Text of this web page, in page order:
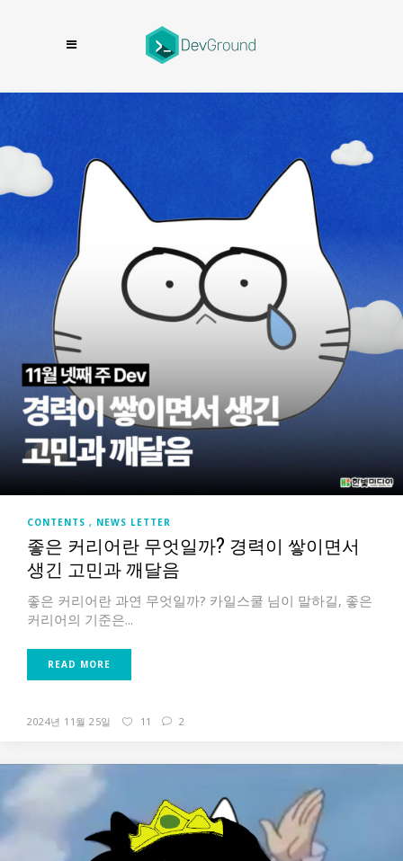
CONTENTS NEWS LETTER
좋은 커리어란 무엇일까? 경력이 쌓이면서
생긴 고민과 깨달음
좋은 커리어란 과연 무엇일까? 카일스쿨 님이 말하길, 좋은
커리어의 기준은...
READ MORE
2024년 11월 25일 11 2